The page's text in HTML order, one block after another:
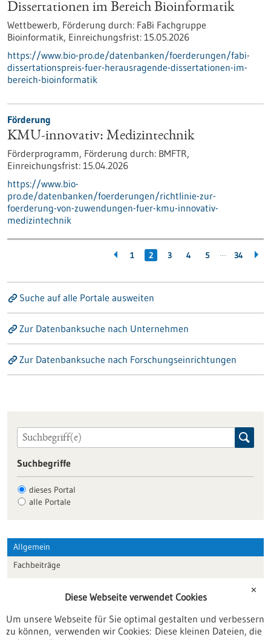
Dissertationen im Bereich Bioinformatik
Wettbewerb, Förderung durch: FaBi Fachgruppe
Bioinformatik, Einreichungsfrist: 15.05.2026
https://www.bio-pro.de/datenbanken/foerderungen/fabi-
dissertationspreis-fuer-herausragende-dissertationen-im-
bereich-bioinformatik
Förderung
KMU-innovativ: Medizintechnik
Förderprogramm, Förderung durch: BMFTR,
Einreichungsfrist: 15.04.2026
https://www.bio-
pro.de/datenbanken/foerderungen/richtlinie-zur-
foerderung-von-zuwendungen-fuer-kmu-innovativ-
medizintechnik
1 2 3 4 5 … 34
Suche auf alle Portale ausweiten
Zur Datenbanksuche nach Unternehmen
Zur Datenbanksuche nach Forschungseinrichtungen
Suchbegriffe
dieses Portal
alle Portale
Allgemein
Fachbeiträge
Veranstaltungen
Erscheinungsdatum
✕
Diese Webseite verwendet Cookies
Um unsere Webseite für Sie optimal gestalten und verbessern
zu können, verwenden wir Cookies: Diese kleinen Dateien, die